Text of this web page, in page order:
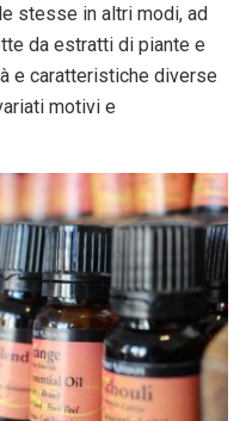
stesse in altri modi, ad
da estratti di piante e
e caratteristiche diverse
motivi e